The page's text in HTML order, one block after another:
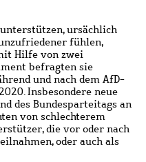
ursächlich
fühlen,
Hilfe von zwei
befragten sie
und nach dem AfD-
Insbesondere neue
des Bundesparteitags an
von schlechterem
die vor oder nach
oder auch als